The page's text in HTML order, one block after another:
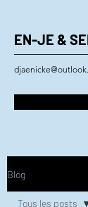
EN-JE &
Blog
Tous les posts